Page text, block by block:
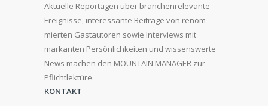
Aktuelle Reportagen über branchenrelevante
Ereignisse, interessante Beiträge von renom
mierten Gastautoren sowie Interviews mit
markanten Persönlichkeiten und wissenswerte
News machen den MOUNTAIN MANAGER zur
Pflichtlektüre.
KONTAKT